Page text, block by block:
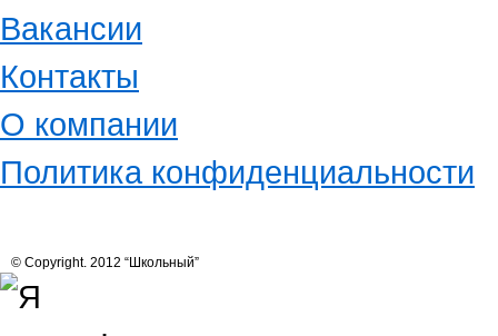
Вакансии
Контакты
О компании
Политика конфиденциальности
© Copyright. 2012 “Школьный”